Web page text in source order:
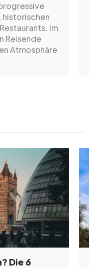
Im
Reisende
Atmosphäre
Die 6